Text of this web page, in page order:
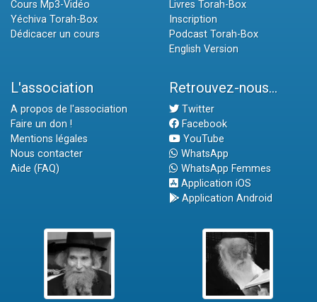
Cours Mp3-Vidéo
Yéchiva Torah-Box
Dédicacer un cours
Livres Torah-Box
Inscription
Podcast Torah-Box
English Version
L'association
A propos de l'association
Faire un don !
Mentions légales
Nous contacter
Aide (FAQ)
Retrouvez-nous...
Twitter
Facebook
YouTube
WhatsApp
WhatsApp Femmes
Application iOS
Application Android